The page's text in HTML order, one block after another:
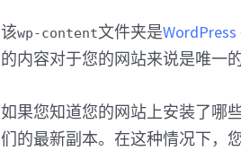
该wp-content文件夹是
的内容对于您的网站来说是唯一的
如果您知道您的网站上安装了哪
们的最新副本。在这种情况下，